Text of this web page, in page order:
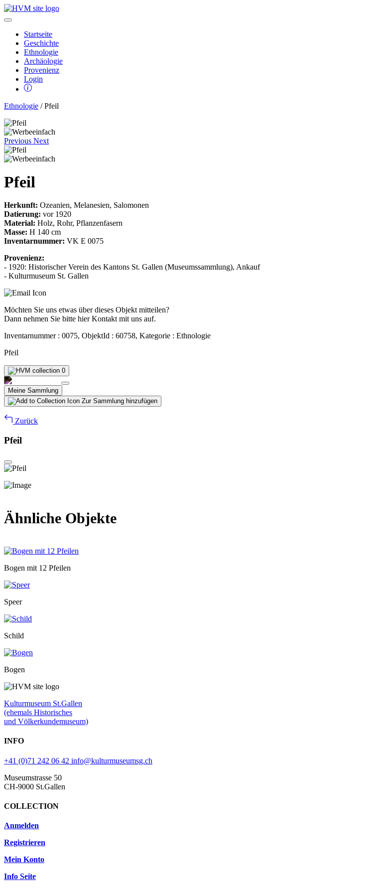
Startseite
Geschichte
Ethnologie
Archäologie
Provenienz
Login
Ethnologie / Pfeil
Previous Next
Pfeil
Herkunft: Ozeanien, Melanesien, Salomonen
Datierung: vor 1920
Material: Holz, Rohr, Pflanzenfasern
Masse: H 140 cm
Inventarnummer: VK E 0075
Provenienz:
- 1920: Historischer Verein des Kantons St. Gallen (Museumssammlung), Ankauf
- Kulturmuseum St. Gallen
Möchten Sie uns etwas über dieses Objekt mitteilen?
Dann nehmen Sie bitte hier Kontakt mit uns auf.
Inventarnummer : 0075, ObjektId : 60758, Kategorie : Ethnologie
Pfeil
0
Meine Sammlung
Zur Sammlung hinzufügen
Zurück
Pfeil
Ähnliche Objekte
Bogen mit 12 Pfeilen
Speer
Schild
Bogen
Kulturmuseum St.Gallen
(ehemals Historisches
und Völkerkundemuseum)
INFO
+41 (0)71 242 06 42 info@kulturmuseumsg.ch
Museumstrasse 50
CH-9000 St.Gallen
COLLECTION
Anmelden
Registrieren
Mein Konto
Info Seite